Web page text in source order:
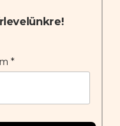
*